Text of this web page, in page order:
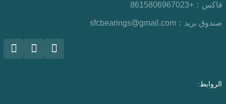
فاكس： +8615806967023
صندوق بريد： sfcbearings@gmail.com
الروابط: